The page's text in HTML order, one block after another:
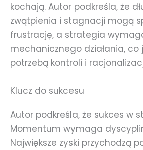
kochają. Autor podkreśla, że
zwątpienia i stagnacji mogą
frustrację, a strategia
mechanicznego działania, co
potrzebą kontroli i
Klucz do sukcesu
Autor podkreśla, że sukces w
Momentum wymaga
Największe zyski przychodzą